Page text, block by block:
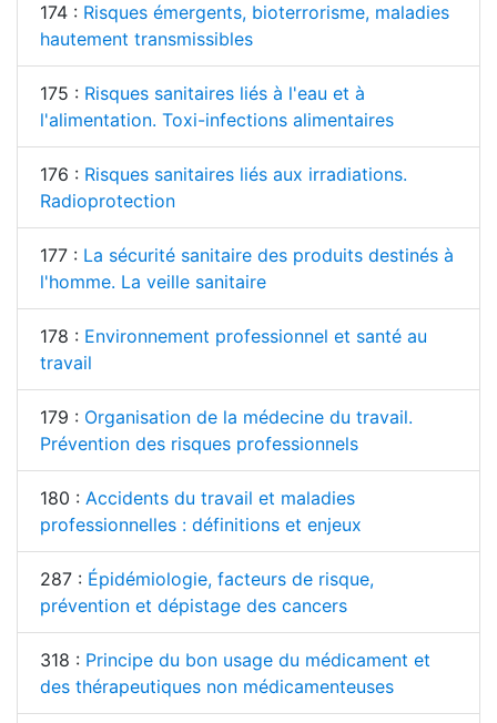
174 : Risques émergents, bioterrorisme, maladies
hautement transmissibles
175 : Risques sanitaires liés à l'eau et à
l'alimentation. Toxi-infections alimentaires
176 : Risques sanitaires liés aux irradiations.
Radioprotection
177 : La sécurité sanitaire des produits destinés à
l'homme. La veille sanitaire
178 : Environnement professionnel et santé au
travail
179 : Organisation de la médecine du travail.
Prévention des risques professionnels
180 : Accidents du travail et maladies
professionnelles : définitions et enjeux
287 : Épidémiologie, facteurs de risque,
prévention et dépistage des cancers
318 : Principe du bon usage du médicament et
des thérapeutiques non médicamenteuses